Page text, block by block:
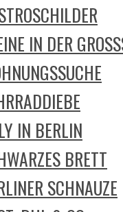
IN DER
IN BERLIN
BRETT
SCHNAUZE